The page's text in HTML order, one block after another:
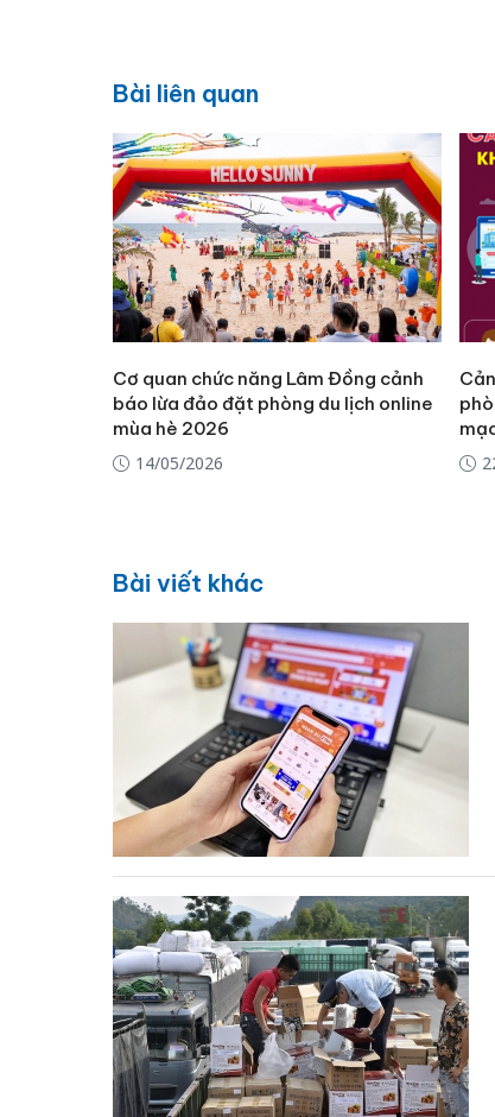
Bài liên quan
Cơ quan chức năng Lâm Đồng cảnh
báo lừa đảo đặt phòng du lịch online
mùa hè 2026
14/05/2026
Bài viết khác